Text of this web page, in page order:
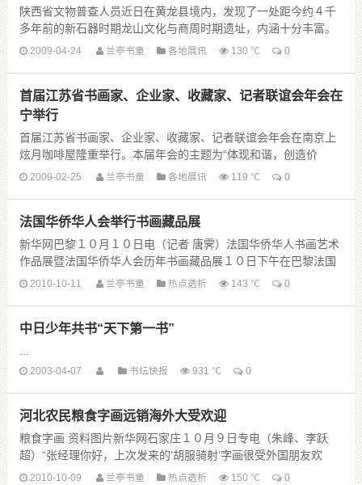
陕西省文物普查人员近日在黄龙县境内，发现了一处距今约４千
多年前的新石器时期龙山文化与商周时期遗址，内涵十分丰富。
据新华社西安４月２３日电，该遗址位于黄龙县三岔乡一处
2009-04-24 兰亭书童 各地展讯 130 ℃ 0
首届江苏省书画家、企业家、收藏家、记者联谊会年会在
宁举行
首届江苏省书画家、企业家、收藏家、记者联谊会年会在南京上
炫月咖啡屋隆重举行。本届年会的主题为“体现和谐，创造价
值”。来自江苏省文联、江苏省美术馆、江苏省国画院、中国美协
2009-02-25 兰亭书童 各地展讯 119 ℃ 0
法国华侨华人会举行书画藏品展
新华网巴黎１０月１０日电（记者 唐霁）法国华侨华人书画艺术
作品展暨法国华侨华人会历年书画藏品展１０日下午在巴黎法国
华侨华人会馆举行，吸引了众多法国观众、华侨华人......
2010-10-11 兰亭书童 热点透析 143 ℃ 0
中日少年共书“天下第一书”
2003-04-07 书坛快报 931 ℃ 0
河北农民粮食字画远销海外大受欢迎
粮食字画 资料图片新华网石家庄１０月９日专电（朱峰、李跃
超）“张经理你好，上次发来的‘胡服骑射’字画很受外国朋友欢
迎，麻烦你尽快再发来一批这样的作品。”在天津搞......
2010-10-09 兰亭书童 热点透析 150 ℃ 0